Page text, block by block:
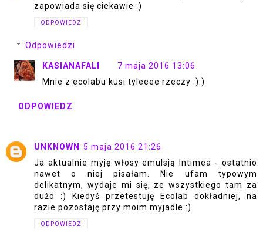
zapowiada się ciekawie :)
ODPOWIEDZ
Odpowiedzi
KASIANAFALI
7 maja 2016 13:06
Mnie z ecolabu kusi tyleeee rzeczy :):)
ODPOWIEDZ
UNKNOWN
5 maja 2016 21:26
Ja aktualnie myję włosy emulsją Intimea - ostatnio
nawet o niej pisałam. Nie ufam typowym
delikatnym, wydaje mi się, ze wszystkiego tam za
dużo :) Kiedyś przetestuję Ecolab dokładniej, na
razie pozostaję przy moim myjadle :)
ODPOWIEDZ